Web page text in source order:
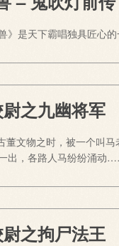
是天下霸唱独具匠心
之九幽将军
文物之时，被一个叫
出，各路人马纷纷涌动
之拘尸法王